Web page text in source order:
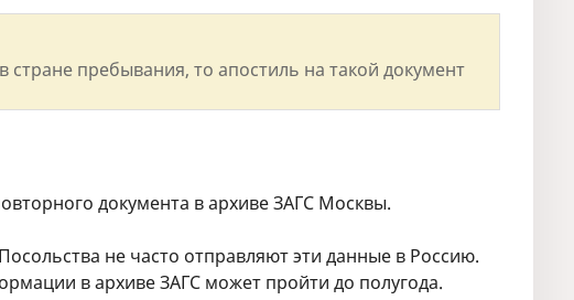
пребывания, то апостиль на такой документ
документа в архиве ЗАГС Москвы.
не часто отправляют эти данные в Россию.
в архиве ЗАГС может пройти до полугода.